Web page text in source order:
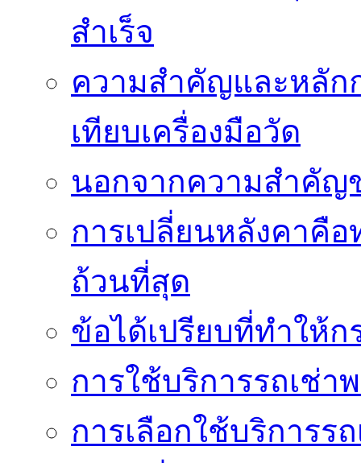
สำเร็จ
ความสำคัญและหลัก
เทียบเครื่องมือวัด
นอกจากความสำคัญ
การเปลี่ยนหลังคาคื
ถ้วนที่สุด
ข้อได้เปรียบที่ทำให้ก
การใช้บริการรถเช่
การเลือกใช้บริการร